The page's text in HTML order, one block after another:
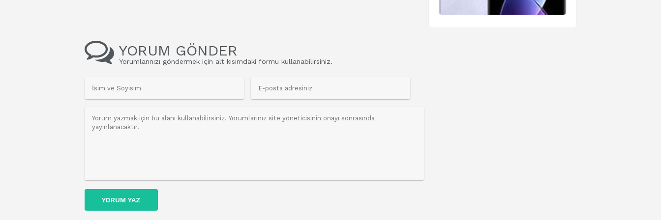
YORUM GÖNDER
Yorumlarınızı göndermek için alt kısımdaki formu kullanabilirsiniz.
YORUM YAZ